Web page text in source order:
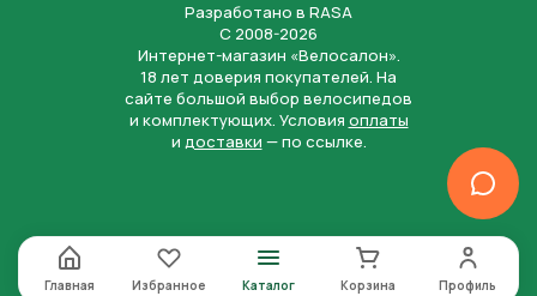
Разработано в RASA
С 2008-2026
Интернет-магазин «Велосалон».
18 лет доверия покупателей. На
сайте большой выбор велосипедов
и комплектующих. Условия оплаты
и доставки — по ссылке.
Главная Избранное Каталог Корзина Профиль
Нажимая на кнопку “Отправить заявку”, вы даете
согласие на обработку персональных данных и
соглашаетесь с политикой конфиденциальности